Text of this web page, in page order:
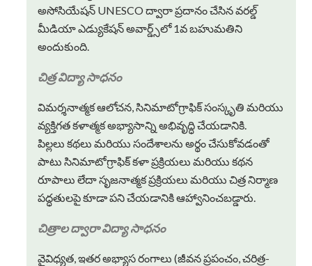
అసోసియేషన్ UNESCO ద్వారా ప్రదానం చేసిన వరల్డ్
మీడియా ఎడ్యుకేషన్ అవార్డ్స్‌లో 1వ బహుమతిని
అందుకుంది.
చిత్ర విద్యా సాధనం
విమర్శనాత్మక ఆలోచన, సినిమాటోగ్రాఫిక్ సంస్కృతి మరియు
వ్యక్తిగత కళాత్మక అభ్యాసాన్ని అభివృద్ధి చేయడానికి.
పిల్లలు కథలు మరియు సందేశాలను అర్థం చేసుకోవడంతో
పాటు సినిమాటోగ్రాఫిక్ కళా ప్రక్రియలు మరియు కథన
రూపాలు లేదా సృజనాత్మక ప్రక్రియలు మరియు చిత్ర నిర్మాణ
పద్ధతులపై కూడా పని చేయడానికి ఆహ్వానించబడ్డారు.
చిత్రాల ద్వారా విద్యా సాధనం
వైవిధ్యత, ఇతర అభ్యాస రంగాలు (జీవన ప్రపంచం, చరిత్ర-